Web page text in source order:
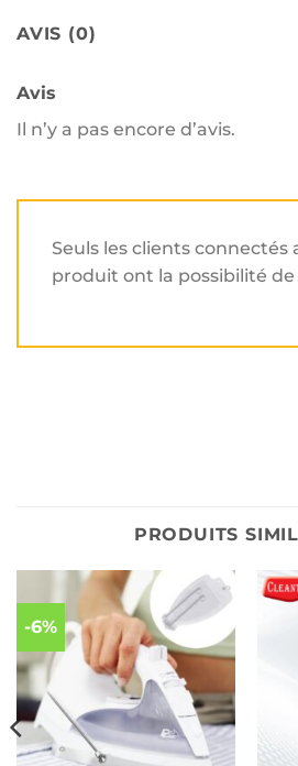
AVIS (0)
Avis
Il n’y a pas encore d’avis.
Seuls les clients connectés
produit ont la possibilité de
PRODUITS
-6%